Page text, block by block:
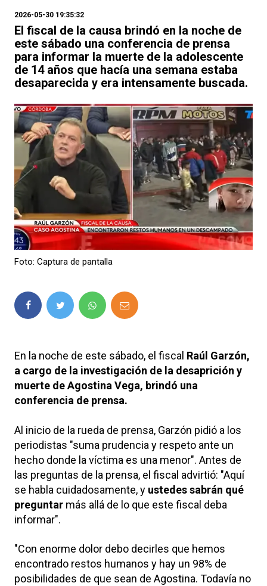
2026-05-30 19:35:32
El fiscal de la causa brindó en la noche de
este sábado una conferencia de prensa
para informar la muerte de la adolescente
de 14 años que hacía una semana estaba
desaparecida y era intensamente buscada.
Foto: Captura de pantalla
En la noche de este sábado, el fiscal Raúl Garzón,
a cargo de la investigación de la desaprición y
muerte de Agostina Vega, brindó una
conferencia de prensa.
Al inicio de la rueda de prensa, Garzón pidió a los
periodistas "suma prudencia y respeto ante un
hecho donde la víctima es una menor". Antes de
las preguntas de la prensa, el fiscal advirtió: "Aquí
se habla cuidadosamente, y ustedes sabrán qué
preguntar más allá de lo que este fiscal deba
informar".
"Con enorme dolor debo decirles que hemos
encontrado restos humanos y hay un 98% de
posibilidades de que sean de Agostina. Todavía no